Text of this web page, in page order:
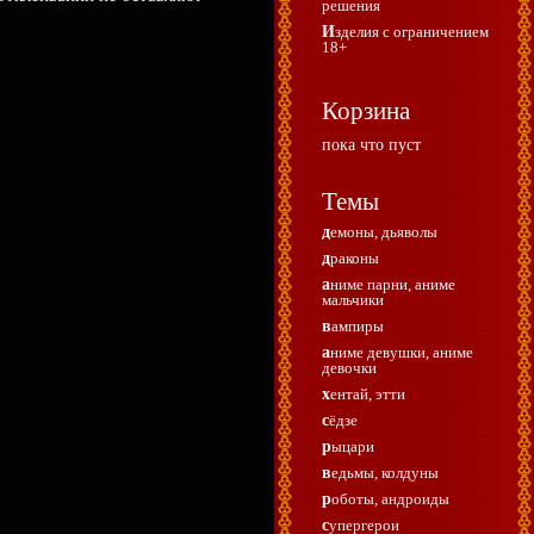
решения
Изделия с ограничением
18+
Корзина
пока что пуст
Темы
демоны, дьяволы
драконы
аниме парни, аниме
мальчики
вампиры
аниме девушки, аниме
девочки
хентай, этти
сёдзе
рыцари
ведьмы, колдуны
роботы, андроиды
супергерои